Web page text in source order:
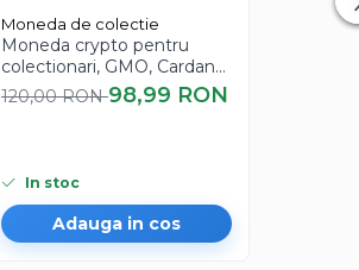
Moneda de colectie
Moneda crypto pentru
colectionari, GMO, Cardano,
Ada
120,00 RON98,99 RON
In stoc
Adauga in cos
Moneda